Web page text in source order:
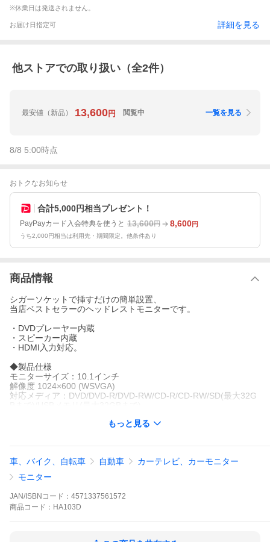
※休業日は発送されません。
お届け日指定可 詳細を見る
他ストアでの取り扱い（全2件）
最安値 （新品） 13,600円 閲覧中 一覧を見る
8/8 5:00時点
おトクなお知らせ
合計5,000円相当プレゼント！
PayPayカード入会特典を使うと 13,600円 8,600円
うち2,000円相当は利用先・期間限定。他条件あり
商品情報
シガーソケットで挿すだけの簡単設置、
当店ベストセラーのヘッドレストモニターです。
・DVDプレーヤー内蔵
・スピーカー内蔵
・HDMI入力対応。
◆製品仕様
モニターサイズ：10.1インチ
解像度 1024×600 (WSVGA)
対応メディア：DVD/DVD-R/DVD-RW/CD-R/CD-RW/SD(最大32G
消費電力：約12W
HDMI：Ver.1.3
メニュー言語：英/中/独/伊/仏/スペイン/ポルトガル
本体重量：(約) 0.9kg
◆セット内容
もっと見る
車、バイク、自転車 自動車
カーテレビ、カーモニター
モニター
JAN/ISBNコード： 4571337561572
商品 コード： HA103D